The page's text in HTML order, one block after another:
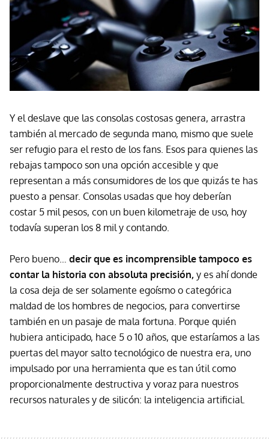
Y el deslave que las consolas costosas genera, arrastra
también al mercado de segunda mano, mismo que suele
ser refugio para el resto de los fans. Esos para quienes las
rebajas tampoco son una opción accesible y que
representan a más consumidores de los que quizás te has
puesto a pensar. Consolas usadas que hoy deberían
costar 5 mil pesos, con un buen kilometraje de uso, hoy
todavía superan los 8 mil y contando.
Pero bueno… decir que es incomprensible tampoco es
contar la historia con absoluta precisión, y es ahí donde
la cosa deja de ser solamente egoísmo o categórica
maldad de los hombres de negocios, para convertirse
también en un pasaje de mala fortuna. Porque quién
hubiera anticipado, hace 5 o 10 años, que estaríamos a las
puertas del mayor salto tecnológico de nuestra era, uno
impulsado por una herramienta que es tan útil como
proporcionalmente destructiva y voraz para nuestros
recursos naturales y de silicón: la inteligencia artificial.